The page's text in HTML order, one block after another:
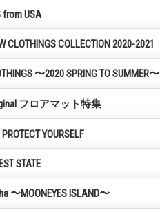
from USA
CLOTHINGS COLLECTION 2020-2021
〜2020 SPRING TO SUMMER〜
フロアマット特集
YOURSELF
STATE
〜MOONEYES ISLAND〜